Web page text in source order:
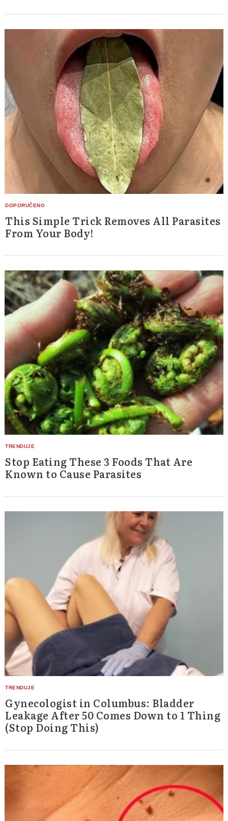
This Simple Trick Removes All Parasites
From Your Body!
Stop Eating These 3 Foods That Are
Known to Cause Parasites
Gynecologist in Columbus: Bladder
Leakage After 50 Comes Down to 1 Thing
(Stop Doing This)